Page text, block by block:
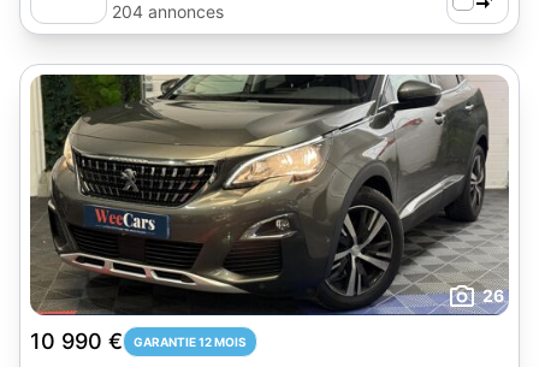
204 annonces
26
10 990 € GARANTIE 12 MOIS